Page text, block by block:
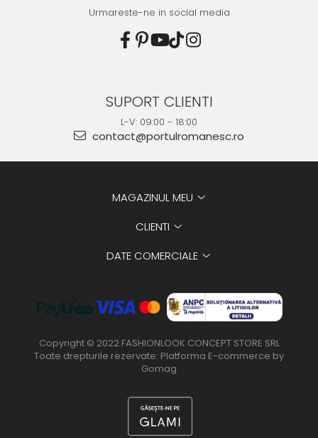
Urmareste-ne in social media
SUPORT CLIENTI
L-V: 09:00 - 18:00
contact@portulromanesc.ro
MAGAZINUL MEU
CLIENTI
DATE COMERCIALE
Copyright © 2022 FASHIONLOOK CONCEPT STORE SRL
Toate drepturile rezervate: Platforma E-commerce by
Gomag